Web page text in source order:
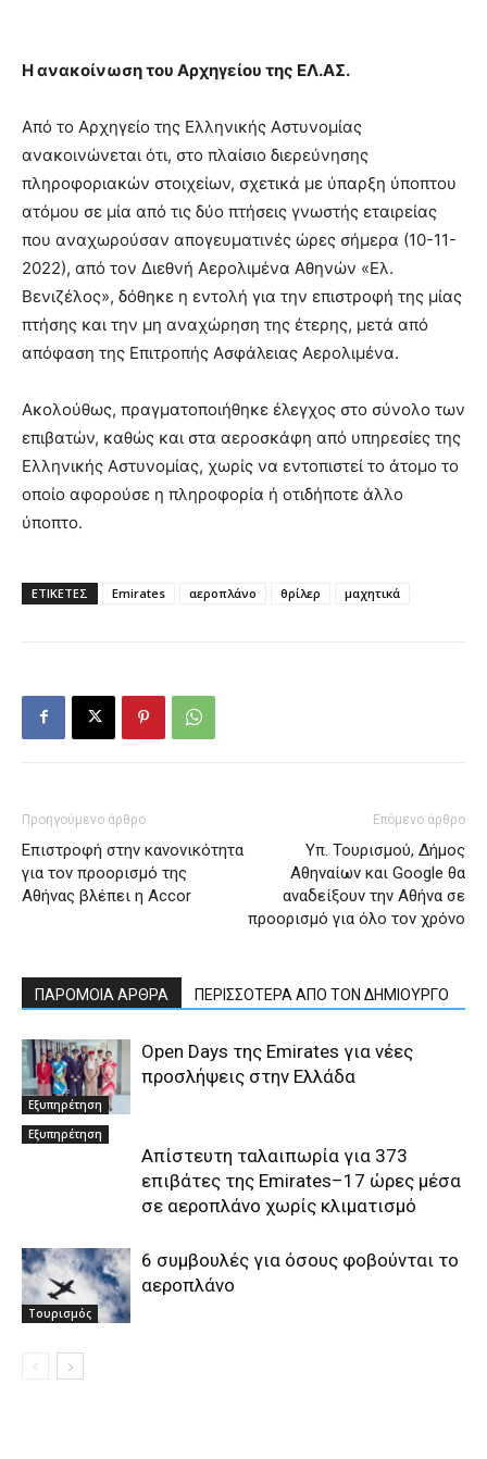
H ανακοίνωση του Αρχηγείου της ΕΛ.ΑΣ.
Από το Αρχηγείο της Ελληνικής Αστυνομίας
ανακοινώνεται ότι, στο πλαίσιο διερεύνησης
πληροφοριακών στοιχείων, σχετικά με ύπαρξη ύποπτου
ατόμου σε μία από τις δύο πτήσεις γνωστής εταιρείας
που αναχωρούσαν απογευματινές ώρες σήμερα (10-11-
2022), από τον Διεθνή Αερολιμένα Αθηνών «Ελ.
Βενιζέλος», δόθηκε η εντολή για την επιστροφή της μίας
πτήσης και την μη αναχώρηση της έτερης, μετά από
απόφαση της Επιτροπής Ασφάλειας Αερολιμένα.
Ακολούθως, πραγματοποιήθηκε έλεγχος στο σύνολο των
επιβατών, καθώς και στα αεροσκάφη από υπηρεσίες της
Ελληνικής Αστυνομίας, χωρίς να εντοπιστεί το άτομο το
οποίο αφορούσε η πληροφορία ή οτιδήποτε άλλο
ύποπτο.
ΕΤΙΚΕΤΕΣ Emirates αεροπλάνο θρίλερ μαχητικά
Προηγούμενο άρθρο
Επιστροφή στην κανονικότητα
για τον προορισμό της
Αθήνας βλέπει η Accor
Επόμενο άρθρο
Υπ. Τουρισμού, Δήμος
Αθηναίων και Google θα
αναδείξουν την Αθήνα σε
προορισμό για όλο τον χρόνο
ΠΑΡΟΜΟΙΑ ΑΡΘΡΑ ΠΕΡΙΣΣΟΤΕΡΑ ΑΠΟ ΤΟΝ ΔΗΜΙΟΥΡΓΟ
Εξυπηρέτηση
Open Days της Emirates για νέες
προσλήψεις στην Ελλάδα
Εξυπηρέτηση
Απίστευτη ταλαιπωρία για 373
επιβάτες της Emirates–17 ώρες μέσα
σε αεροπλάνο χωρίς κλιματισμό
Τουρισμός
6 συμβουλές για όσους φοβούνται το
αεροπλάνο